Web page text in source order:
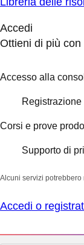
Accedi
Ottieni di più
Accesso alla
Corsi e prove
Supporto di
Alcuni servizi
Accedi o